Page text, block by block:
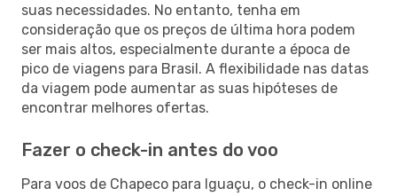
suas necessidades. No entanto, tenha em
consideração que os preços de última hora podem
ser mais altos, especialmente durante a época de
pico de viagens para Brasil. A flexibilidade nas datas
da viagem pode aumentar as suas hipóteses de
encontrar melhores ofertas.
Fazer o check-in antes do voo
Para voos de Chapeco para Iguaçu, o check-in online